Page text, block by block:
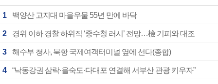
1 백양산 고지대 마을우물 55년 만에 바닥
2 경위 이하 경찰 하위직 ‘중수청 러시’ 전망…檢 기피와 대조
3 해수부 청사, 북항 국제여객터미널 옆에 선다(종합)
4 “낙동강권 삼락·을숙도·다대포 연결해 서부산 관광 키우자”